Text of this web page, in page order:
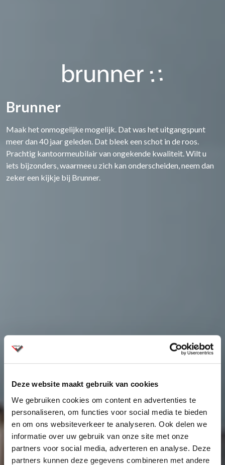
Deze website maakt gebruik van cookies
We gebruiken cookies om content en advertenties te
personaliseren, om functies voor social media te bieden
en om ons websiteverkeer te analyseren. Ook delen we
informatie over uw gebruik van onze site met onze
partners voor social media, adverteren en analyse. Deze
partners kunnen deze gegevens combineren met andere
Brunner
Maak het onmogelijke mogelijk. Dat was het uitgangspunt
meer dan 40 jaar geleden. Dat bleek een schot in de roos.
Prachtig kantoormeubilair van ongekende kwaliteit. Wilt u
iets bijzonders, waarmee u zich kan onderscheiden, neem dan
zeker een kijkje bij Brunner.